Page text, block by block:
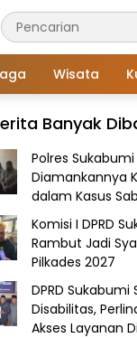
Wisata
Banyak
Polres
Diamankannya
dalam Kasus
Komisi I DPRD
Rambut Jadi
Pilkades 2027
DPRD
Disabilitas,
Akses Layanan